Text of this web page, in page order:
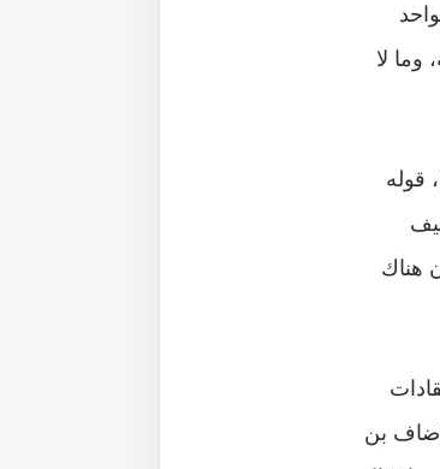
وما لا
موشيه موسك المدير السابق لـ”أرشيف إسرائيل” الحكومي (1984–2008)، قوله
هناك
بن